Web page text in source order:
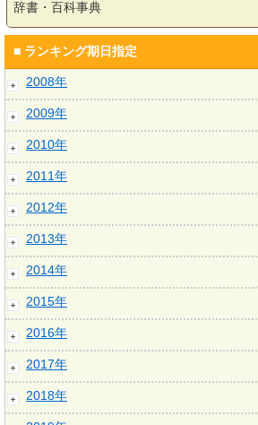
辞書・百科事典
■ ランキング期日指定
2008年
2009年
2010年
2011年
2012年
2013年
2014年
2015年
2016年
2017年
2018年